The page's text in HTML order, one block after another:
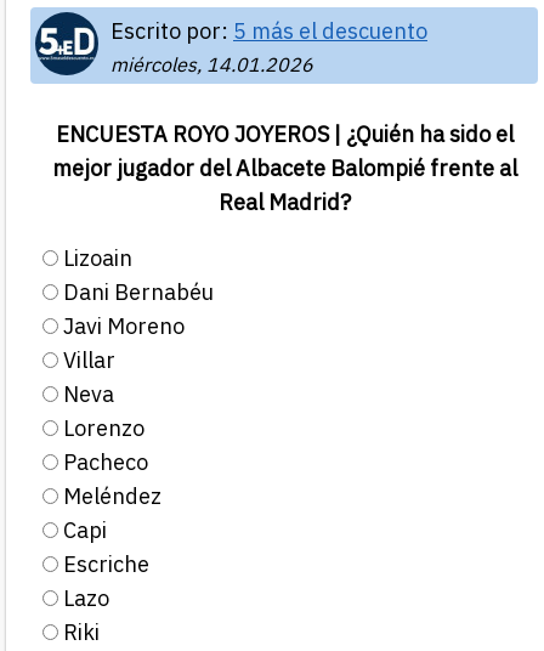
Escrito por: 5 más el descuento
miércoles, 14.01.2026
ENCUESTA ROYO JOYEROS | ¿Quién ha sido el
mejor jugador del Albacete Balompié frente al
Real Madrid?
Lizoain
Dani Bernabéu
Javi Moreno
Villar
Neva
Lorenzo
Pacheco
Meléndez
Capi
Escriche
Lazo
Riki